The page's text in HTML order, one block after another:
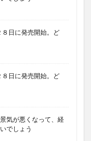
日に発売開始。ど
日に発売開始。ど
気が悪くなって、経
でしょう